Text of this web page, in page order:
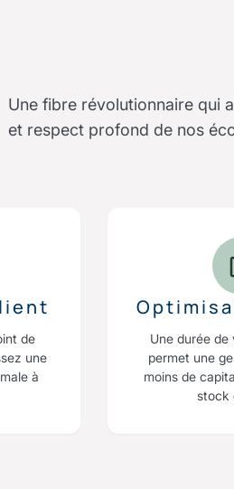
Une fibre révolutionnaire qui
et respect profond de nos
de
une
à
Une durée de
permet une
moins de
stock